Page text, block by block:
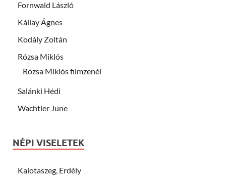
Fornwald László
Kállay Ágnes
Kodály Zoltán
Rózsa Miklós
Rózsa Miklós filmzenéi
Salánki Hédi
Wachtler June
NÉPI VISELETEK
Kalotaszeg, Erdély